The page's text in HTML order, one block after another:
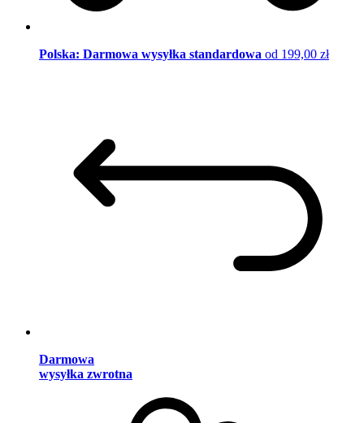
Polska: Darmowa wysyłka standardowa od 199,00 zł
Darmowa
wysyłka zwrotna